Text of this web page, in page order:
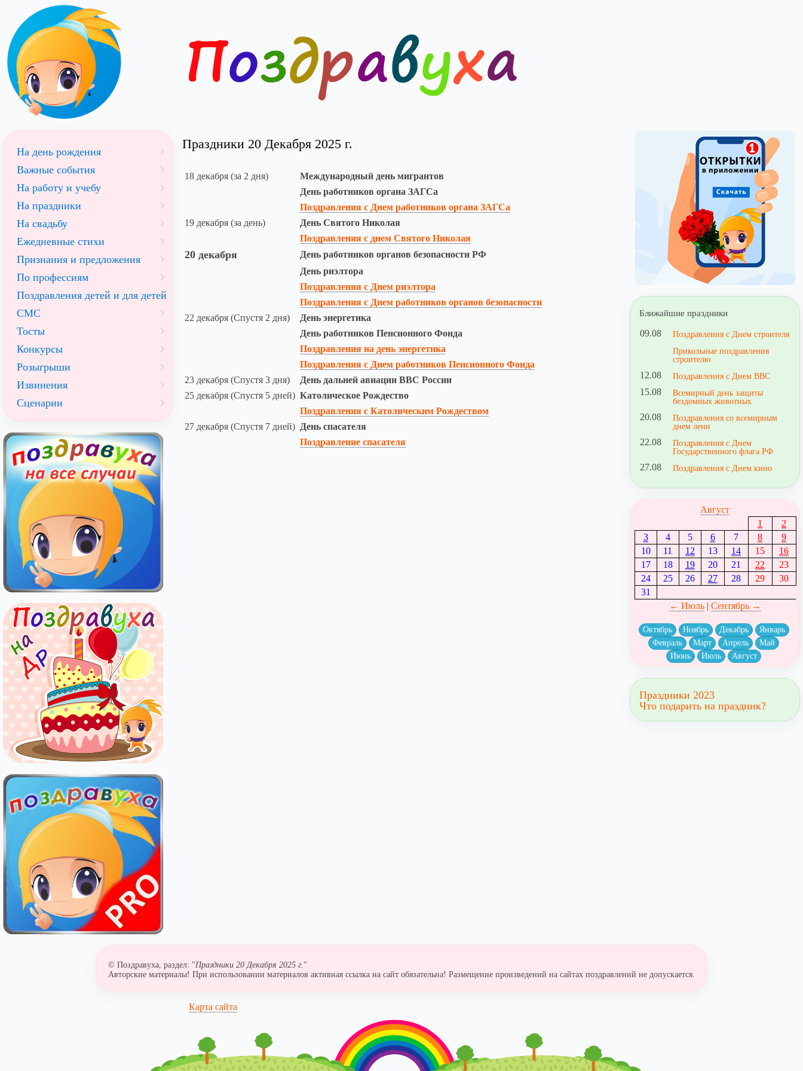
Праздники 20 Декабря 2025 г.
18 декабря (за 2 дня)
Международный день мигрантов
День работников органа ЗАГСа
Поздравления с Днем работников органа ЗАГСа
19 декабря (за день)
День Святого Николая
Поздравления с днем Святого Николая
20 декабря
День работников органов безопасности РФ
День риэлтора
Поздравления с Днем риэлтора
Поздравления с Днем работников органов безопасности
22 декабря (Спустя 2 дня)
День энергетика
День работников Пенсионного Фонда
Поздравления на день энергетика
Поздравления с Днем работников Пенсионного Фонда
23 декабря (Спустя 3 дня)
День дальней авиации ВВС России
25 декабря (Спустя 5 дней) Католическое Рождество
Поздравления с Католическим Рождеством
27 декабря (Спустя 7 дней)
День спасателя
Поздравление спасателя
На день рождения
Важные события
На работу и учебу
На праздники
На свадьбу
Ежедневные стихи
Признания и предложения
По профессиям
Поздравления детей и для детей
СМС
Тосты
Конкурсы
Розыгрыши
Извинения
Сценарии
Ближайшие праздники
09.08
Поздравления с Днем строителя
Прикольные поздравления
строителю
12.08 Поздравления с Днем ВВС
15.08
Всемирный день защиты
бездомных животных
20.08
Поздравления со всемирным
днем лени
22.08
Поздравления с Днем
Государственного флага РФ
27.08 Поздравления с Днем кино
Август
1
2
3
4 5 6 7 8
9
10
11 12 13 14 15
16
17
18 19 20 21 22
23
24
25 26 27 28 29
30
31
← Июль| Сентябрь →
Октябрь Ноябрь Декабрь
Январь
Февраль
Март Апрель
Май
Июнь
Июль Август
Праздники 2023
Что подарить на праздник?
© Поздравуха, раздел: "Праздники 20 Декабря 2025 г. "
Авторские материалы! При использовании материалов активная ссылка на сайт обязательна! Размещение произведений на сайтах поздравлений не допускается.
Карта сайта